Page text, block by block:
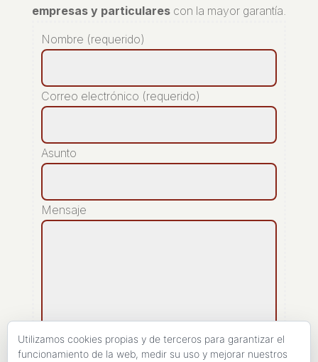
empresas y particularescon la mayor garantía.
Nombre (requerido)
Correo electrónico (requerido)
Asunto
Mensaje
Utilizamos cookies propias y de terceros para garantizar el
funcionamiento de la web, medir su uso y mejorar nuestros